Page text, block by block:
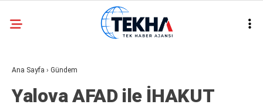
30.1
ASAYIŞ
Ana Sayfa › Gündem
Yalova AFAD ile İHAKUT